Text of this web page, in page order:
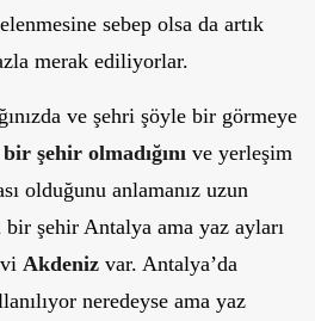
sebep olsa da artık
merak ediliyorlar.
ve şehri şöyle bir görmeye
şehir olmadığını ve yerleşim
olduğunu anlamanız uzun
şehir Antalya ama yaz ayları
Akdeniz var. Antalya’da
neredeyse ama yaz